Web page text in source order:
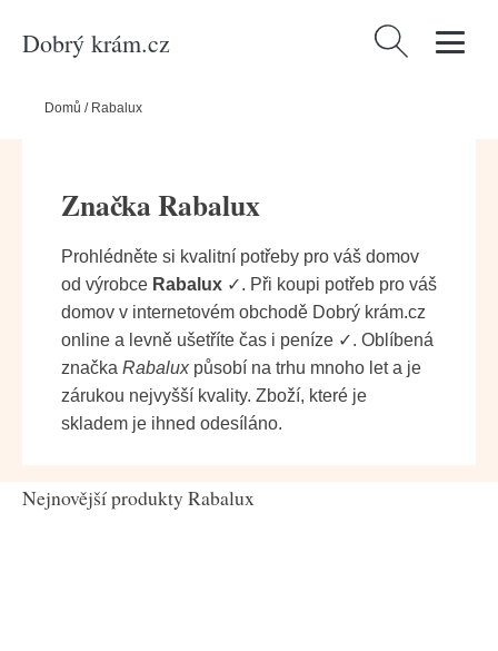
Dobrý krám.cz Vyhledávání
Domů / Rabalux
Značka Rabalux
Prohlédněte si kvalitní potřeby pro váš domov
od výrobce Rabalux ✓. Při koupi potřeb pro váš
domov v internetovém obchodě Dobrý krám.cz
online a levně ušetříte čas i peníze ✓. Oblíbená
značka Rabaluxpůsobí na trhu mnoho let a je
zárukou nejvyšší kvality. Zboží, které je
skladem je ihned odesíláno.
Nejnovější produkty Rabalux